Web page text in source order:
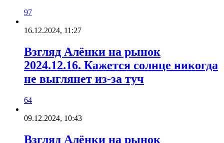
97
16.12.2024, 11:27
Взгляд Алёнки на рынок
2024.12.16. Кажется солнце никогда
не выглянет из-за туч
64
09.12.2024, 10:43
Взгляд Алёнки на рынок